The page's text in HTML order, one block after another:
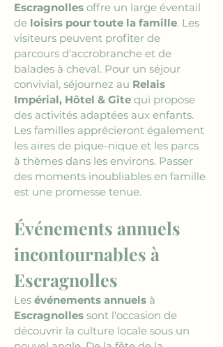
Escragnolles offre un large éventail
de loisirs pour toute la famille. Les
visiteurs peuvent profiter de
parcours d'accrobranche et de
balades à cheval. Pour un séjour
convivial, séjournez au Relais
Impérial, Hôtel & Gîte qui propose
des activités adaptées aux enfants.
Les familles apprécieront également
les aires de pique-nique et les parcs
à thèmes dans les environs. Passer
des moments inoubliables en famille
est une promesse tenue.
Événements annuels
incontournables à
Escragnolles
Les événements annuels à
Escragnolles sont l'occasion de
découvrir la culture locale sous un